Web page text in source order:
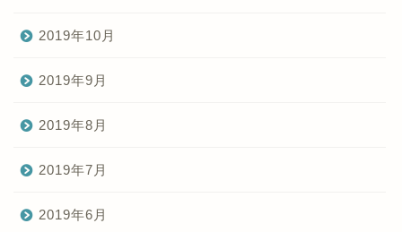
2019年10月
2019年9月
2019年8月
2019年7月
2019年6月